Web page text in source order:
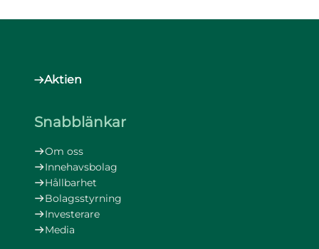
Aktien
Snabblänkar
Om oss
Innehavsbolag
Hållbarhet
Bolagsstyrning
Investerare
Media